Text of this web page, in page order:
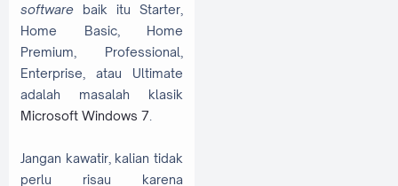
software baik itu Starter,
Home Basic, Home
Premium, Professional,
Enterprise, atau Ultimate
adalah masalah klasik
Microsoft Windows 7
Jangan kawatir, kalian tidak
perlu risau karena